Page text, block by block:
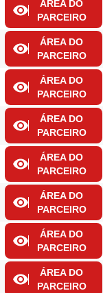
ÁREA DO
PARCEIRO
ÁREA DO
PARCEIRO
ÁREA DO
PARCEIRO
ÁREA DO
PARCEIRO
ÁREA DO
PARCEIRO
ÁREA DO
PARCEIRO
ÁREA DO
PARCEIRO
ÁREA DO
PARCEIRO